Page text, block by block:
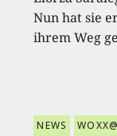
Nun hat sie
ihrem Weg
NEWS